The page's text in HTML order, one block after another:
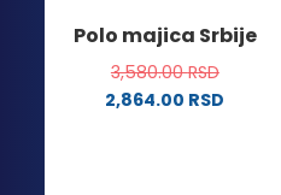
stranici
proizvoda.
Polo majica Srbije
3,580.00RSD
2,864.00 RSD